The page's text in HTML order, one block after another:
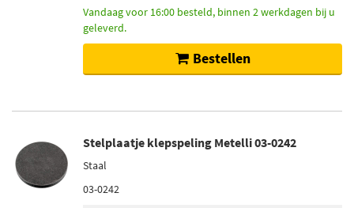
Vandaag voor 16:00 besteld, binnen 2 werkdagen bij u
geleverd.
Bestellen
Stelplaatje klepspeling Metelli 03-0242
Staal
03-0242